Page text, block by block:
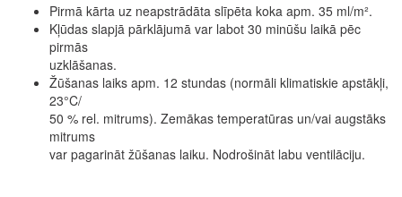
Pirmā kārta uz neapstrādāta slīpēta koka apm. 35 ml/m².
Kļūdas slapjā pārklājumā var labot 30 minūšu laikā pēc
pirmās
uzklāšanas.
Žūšanas laiks apm. 12 stundas (normāli klimatiskie apstākļi,
23°C/
50 % rel. mitrums). Zemākas temperatūras un/vai augstāks
mitrums
var pagarināt žūšanas laiku. Nodrošināt labu ventilāciju.